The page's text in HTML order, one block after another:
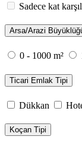
Sadece kat
Arsa/Arazi
0 - 1000 m²
Ticari Emlak Tipi
Dükkan
Koçan Tipi